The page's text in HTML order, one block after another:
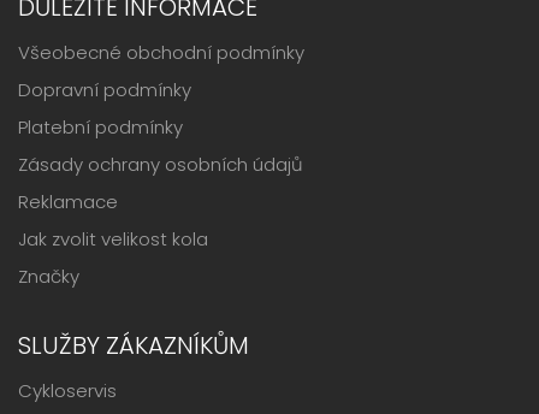
DŮLEŽITÉ INFORMACE
Všeobecné obchodní podmínky
Dopravní podmínky
Platební podmínky
Zásady ochrany osobních údajů
Reklamace
Jak zvolit velikost kola
Značky
SLUŽBY ZÁKAZNÍKŮM
Cykloservis